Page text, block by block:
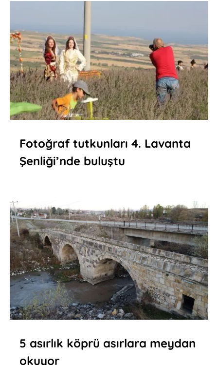
Fotoğraf tutkunları 4. Lavanta
Şenliği’nde buluştu
5 asırlık köprü asırlara meydan
okuyor